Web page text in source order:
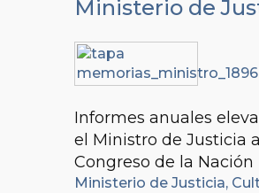
Ministerio de
Informes anuales
el Ministro de Justicia al
Congreso de la Nación
Ministerio de Justicia,